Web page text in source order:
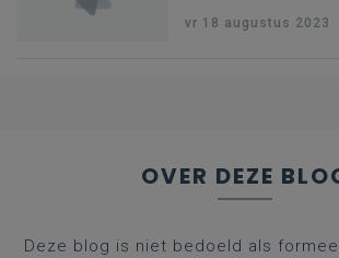
vr 18 augustus 2023
OVER DEZE
Deze blog is niet bedoeld als